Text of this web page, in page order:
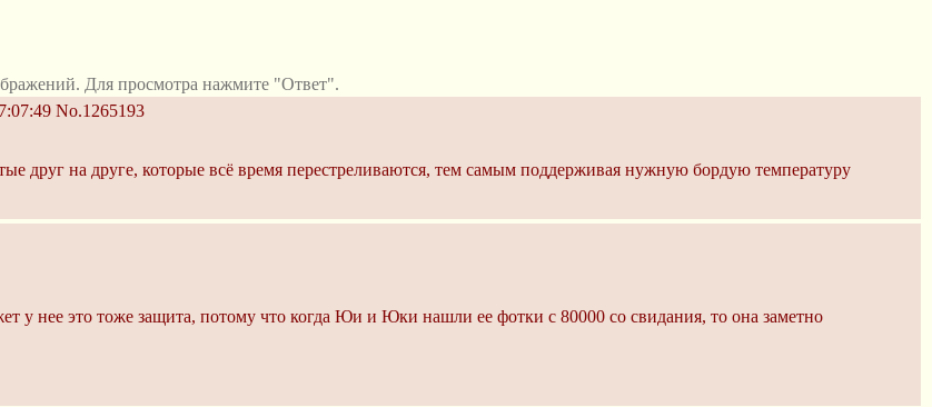
Для просмотра нажмите "Ответ".
No.1265193
друг на друге, которые всё время перестреливаются, тем самым поддерживая нужную бордую температуру
у нее это тоже защита, потому что когда Юи и Юки нашли ее фотки с 80000 со свидания, то она заметно